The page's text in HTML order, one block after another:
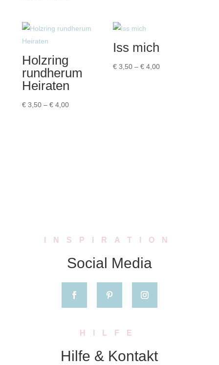
€ 3,50
Holzring
rundherum
Heiraten
€3,50 – €4,00Preisspanne:
Iss mich
€ 3,50 –€ 4,00Preisspanne:
INSPIRATION
Social Media
HILFE
Hilfe & Kontakt